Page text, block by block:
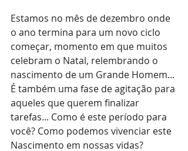
Estamos no mês de dezembro onde
o ano termina para um novo ciclo
começar, momento em que muitos
celebram o Natal, relembrando o
nascimento de um Grande Homem...
É também uma fase de agitação para
aqueles que querem finalizar
tarefas... Como é este período para
você? Como podemos vivenciar este
Nascimento em nossas vidas?